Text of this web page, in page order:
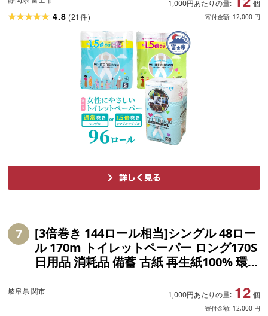
トリボン運動寄付 生活必需品
1,000円あたりの量: 個
寄付金額: 12,000 円
4.8 (21件)
7
[3倍巻き 144ロール相当]シングル 48ロー
ル 170m トイレットペーパー ロング170S
日用品 消耗品 備蓄 古紙 再生紙100% 環境
品 3倍巻 交換 頻度 長持ち 個包装 芯あり
岐阜県 関市 1,000円あたりの量: 12 個
寄付金額: 12,000 円